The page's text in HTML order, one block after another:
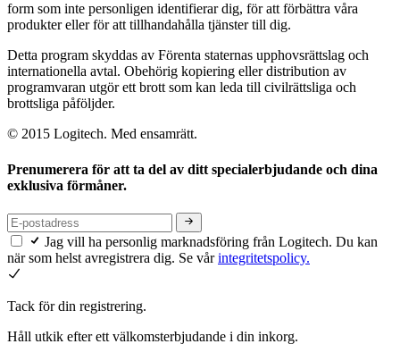
form som inte personligen identifierar dig, för att förbättra våra
produkter eller för att tillhandahålla tjänster till dig.
Detta program skyddas av Förenta staternas upphovsrättslag och
internationella avtal. Obehörig kopiering eller distribution av
programvaran utgör ett brott som kan leda till civilrättsliga och
brottsliga påföljder.
© 2015 Logitech. Med ensamrätt.
Prenumerera för att ta del av ditt specialerbjudande och dina
exklusiva förmåner.
Jag vill ha personlig marknadsföring från Logitech. Du kan
när som helst avregistrera dig. Se vårintegritetspolicy.
Tack för din registrering.
Håll utkik efter ett välkomsterbjudande i din inkorg.